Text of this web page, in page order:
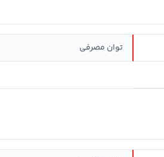
توان مصرفی